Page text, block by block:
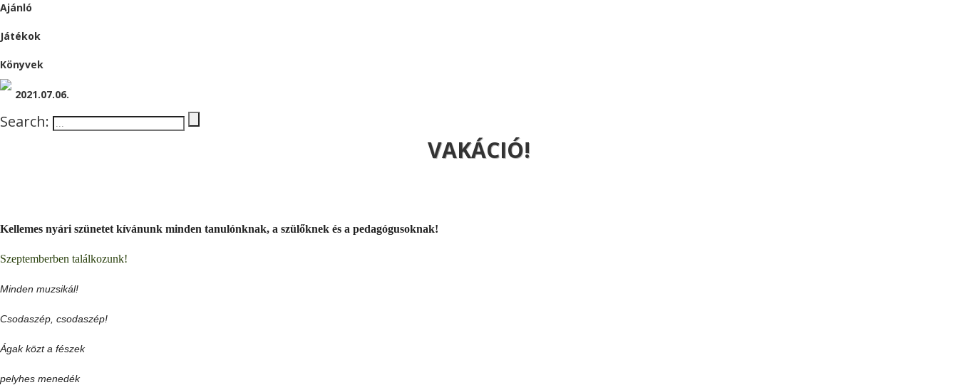
Ajánló
Játékok
Könyvek
2021.07.06.
Search:
VAKÁCIÓ!
Kellemes nyári szünetet kívánunk minden tanulónknak, a szülőknek és a pedagógusoknak!
Szeptemberben találkozunk!
Minden muzsikál!
Csodaszép, csodaszép!
Ágak közt a fészek
pelyhes menedék